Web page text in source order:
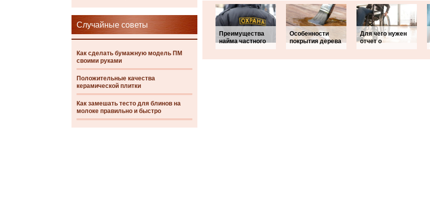
Случайные советы
Как сделать бумажную модель ПМ
своими руками
Положительные качества
керамической плитки
Как замешать тесто для блинов на
молоке правильно и быстро
Преимущества
найма частного
Особенности
покрытия дерева
Для чего нужен
отчет о